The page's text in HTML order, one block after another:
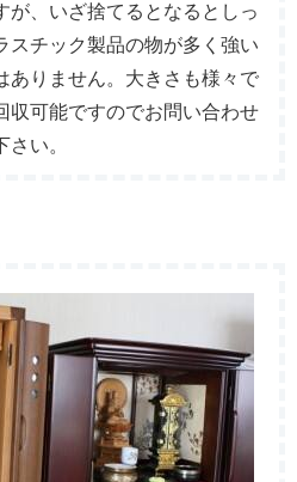
が、いざ捨てるとなるとしっ
スチック製品の物が多く強い
ありません。大きさも様々で
収可能ですのでお問い合わせ
下さい。